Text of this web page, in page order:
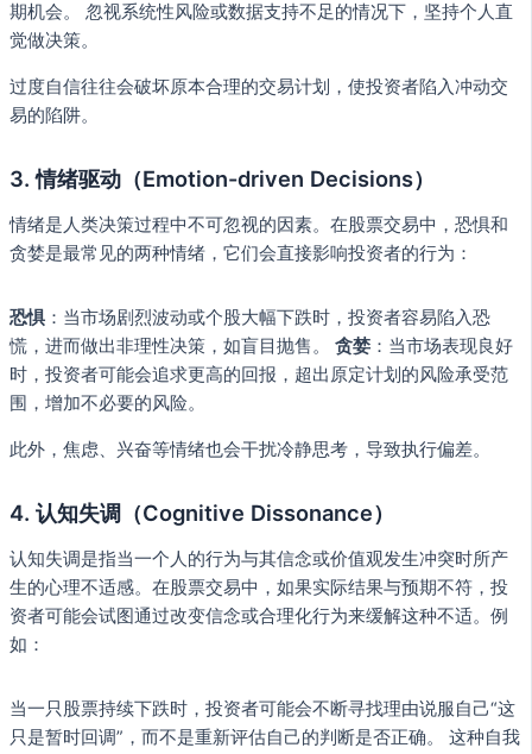
期机会。 忽视系统性风险或数据支持不足的情况下，坚持个人直
觉做决策。
过度自信往往会破坏原本合理的交易计划，使投资者陷入冲动交
易的陷阱。
3. 情绪驱动（Emotion-driven Decisions）
情绪是人类决策过程中不可忽视的因素。在股票交易中，恐惧和
贪婪是最常见的两种情绪，它们会直接影响投资者的行为：
恐惧 ：当市场剧烈波动或个股大幅下跌时，投资者容易陷入恐
慌，进而做出非理性决策，如盲目抛售。 贪婪 ：当市场表现良好
时，投资者可能会追求更高的回报，超出原定计划的风险承受范
围，增加不必要的风险。
此外，焦虑、兴奋等情绪也会干扰冷静思考，导致执行偏差。
4. 认知失调（Cognitive Dissonance）
认知失调是指当一个人的行为与其信念或价值观发生冲突时所产
生的心理不适感。在股票交易中，如果实际结果与预期不符，投
资者可能会试图通过改变信念或合理化行为来缓解这种不适。例
如：
当一只股票持续下跌时，投资者可能会不断寻找理由说服自己“这
只是暂时回调”，而不是重新评估自己的判断是否正确。 这种自我